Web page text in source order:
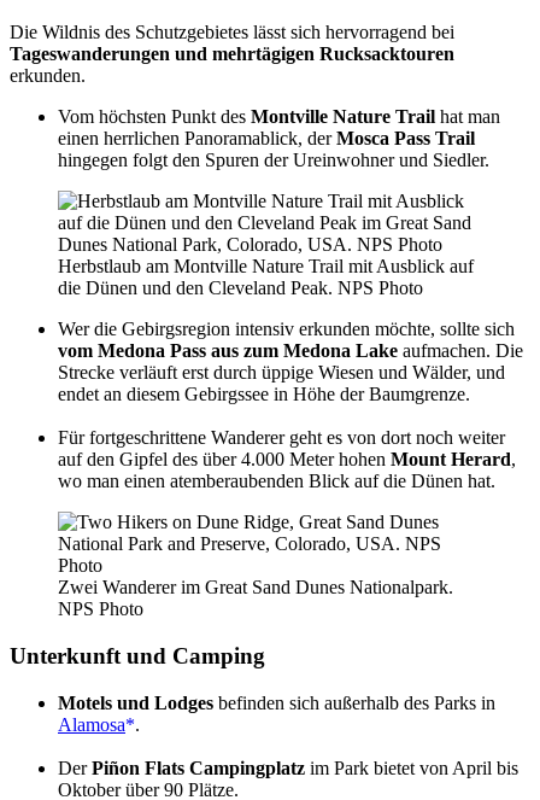
Die Wildnis des Schutzgebietes lässt sich hervorragend bei
Tageswanderungen und mehrtägigen Rucksacktouren
erkunden.
Vom höchsten Punkt des Montville Nature Trail hat man
einen herrlichen Panoramablick, derMosca Pass Trail
hingegen folgt den Spuren der Ureinwohner und Siedler.
Herbstlaub am Montville Nature Trail mit Ausblick auf
die Dünen und den Cleveland Peak. NPS Photo
Wer die Gebirgsregion intensiv erkunden möchte, sollte sich
vom Medona Pass aus zum Medona Lake aufmachen. Die
Strecke verläuft erst durch üppige Wiesen und Wälder, und
endet an diesem Gebirgssee in Höhe der Baumgrenze.
Für fortgeschrittene Wanderer geht es von dort noch weiter
auf den Gipfel des über 4.000 Meter hohen Mount Herard,
wo man einen atemberaubenden Blick auf die Dünen hat.
Zwei Wanderer im Great Sand Dunes Nationalpark.
NPS Photo
Unterkunft und Camping
Motels und Lodges befinden sich außerhalb des Parks in
Alamosa .
DerPiñon Flats Campingplatz im Park bietet von April bis
Oktober über 90 Plätze.